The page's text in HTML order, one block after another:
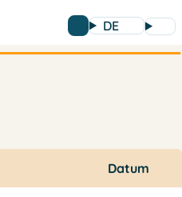
DE
Datum